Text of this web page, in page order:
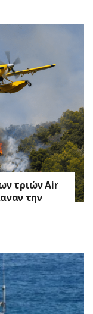
τριών Air
την